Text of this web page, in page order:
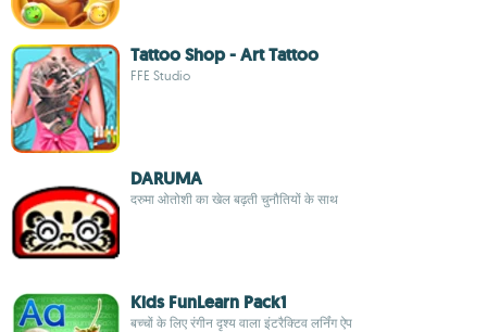
Tattoo Shop - Art Tattoo
FFE Studio
DARUMA
दरुमा ओतोशी का खेल बढ़ती चुनौतियों के साथ
Kids FunLearn Pack1
बच्चों के लिए रंगीन दृश्य वाला इंटरैक्टिव लर्निंग ऐप